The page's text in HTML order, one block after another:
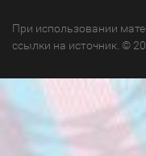
При использовании
ссылки на источник. ©